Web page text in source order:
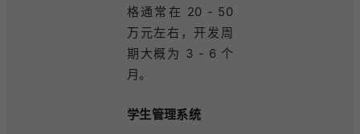
格通常在 20 - 50
万元左右，开发周
期大概为 3 - 6 个
月。
学生管理系统